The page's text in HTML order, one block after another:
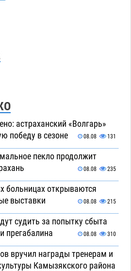
астраханский «Волгарь»
победу в сезоне
08.08 131
пекло продолжит
08.08 235
больницах открываются
выставки
08.08 215
судить за попытку сбыта
прегабалина
08.08 310
вручил награды тренерам и
Камызякского района